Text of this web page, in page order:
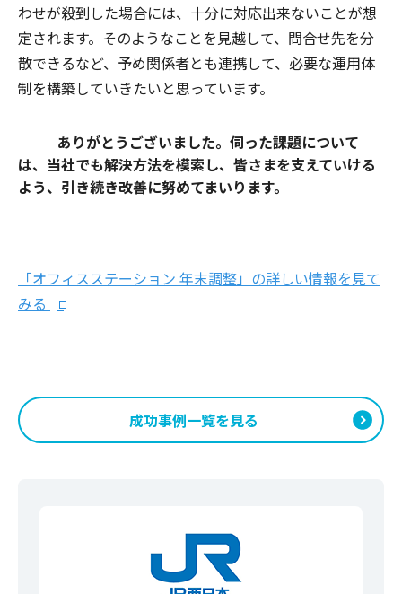
わせが殺到した場合には、十分に対応出来ないことが想
定されます。そのようなことを見越して、問合せ先を分
散できるなど、予め関係者とも連携して、必要な運用体
制を構築していきたいと思っています。
ありがとうございました。伺った課題について
は、当社でも解決方法を模索し、皆さまを支えていける
よう、引き続き改善に努めてまいります。
「オフィスステーション 年末調整」の詳しい情報を見て
みる
成功事例一覧を見る